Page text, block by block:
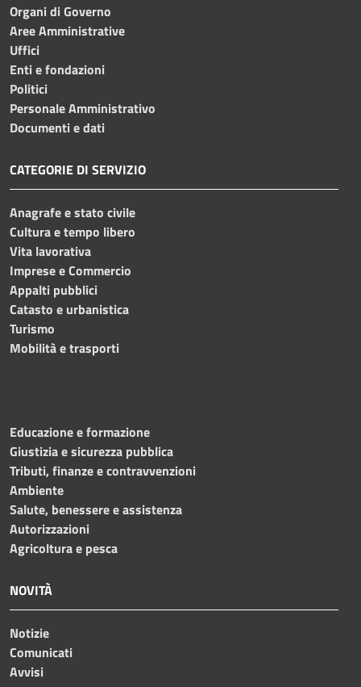
Organi di Governo
Aree Amministrative
Uffici
Enti e fondazioni
Politici
Personale Amministrativo
Documenti e dati
CATEGORIE DI SERVIZIO
Anagrafe e stato civile
Cultura e tempo libero
Vita lavorativa
Imprese e Commercio
Appalti pubblici
Catasto e urbanistica
Turismo
Mobilità e trasporti
Educazione e formazione
Giustizia e sicurezza pubblica
Tributi, finanze e contravvenzioni
Ambiente
Salute, benessere e assistenza
Autorizzazioni
Agricoltura e pesca
NOVITÀ
Notizie
Comunicati
Avvisi